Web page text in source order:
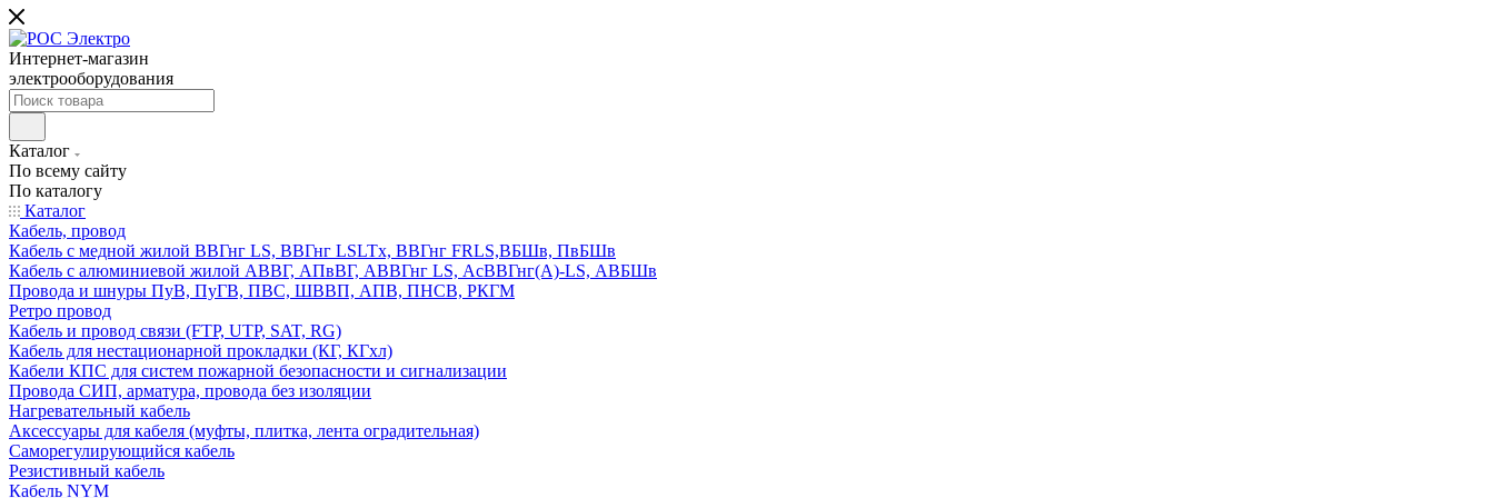
Интернет-магазин
электрооборудования
Каталог
По всему сайту
По каталогу
Каталог
Кабель, провод
Кабель с медной жилой ВВГнг LS, ВВГнг LSLTx, ВВГнг FRLS,ВБШв, ПвБШв
Кабель с алюминиевой жилой АВВГ, АПвВГ, АВВГнг LS, АсВВГнг(А)-LS, АВБШв
Провода и шнуры ПуВ, ПуГВ, ПВС, ШВВП, АПВ, ПНСВ, РКГМ
Ретро провод
Кабель и провод связи (FTP, UTP, SAT, RG)
Кабель для нестационарной прокладки (КГ, КГхл)
Кабели КПС для систем пожарной безопасности и сигнализации
Провода СИП, арматура, провода без изоляции
Нагревательный кабель
Аксессуары для кабеля (муфты, плитка, лента оградительная)
Саморегулирующийся кабель
Резистивный кабель
Кабель NYM